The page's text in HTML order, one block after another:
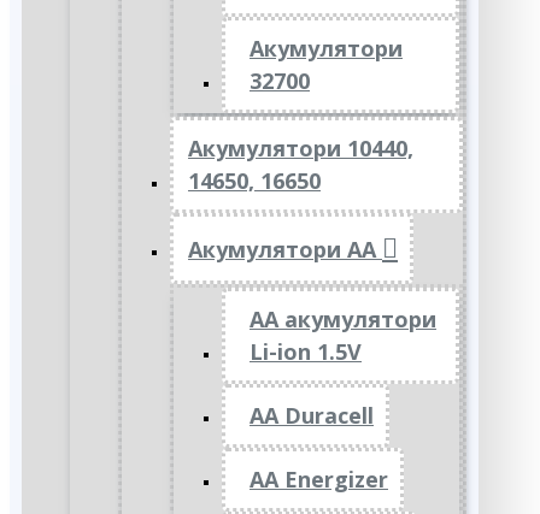
Акумулятори
32700
Акумулятори 10440,
14650, 16650
Акумулятори АА
AA акумулятори
Li-ion 1.5V
AA Duracell
AA Energizer